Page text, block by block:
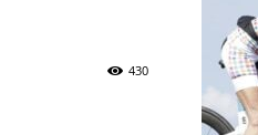
430